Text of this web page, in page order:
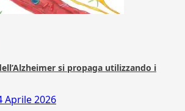
si propaga utilizzando i
Aprile 2026